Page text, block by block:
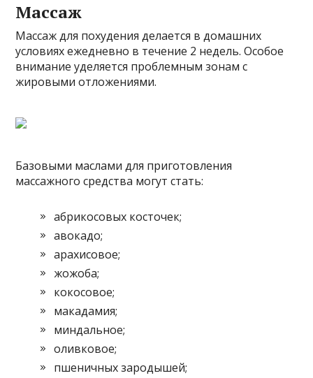
Массаж
Массаж для похудения делается в домашних
условиях ежедневно в течение 2 недель. Особое
внимание уделяется проблемным зонам с
жировыми отложениями.
Базовыми маслами для приготовления
массажного средства могут стать:
абрикосовых косточек;
авокадо;
арахисовое;
жожоба;
кокосовое;
макадамия;
миндальное;
оливковое;
пшеничных зародышей;